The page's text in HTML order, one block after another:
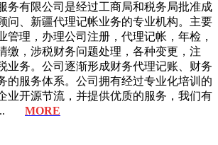
务有限公司是经过工商局和税务局批准成
问、新疆代理记帐业务的专业机构。主要
管理，办理公司注册，代理记帐，年检，
缴，涉税财务问题处理，各种变更，注
业务。公司逐渐形成财务代理记账、财务
的服务体系。公司拥有经过专业化培训的
业开源节流，并提供优质的服务，我们有
... MORE